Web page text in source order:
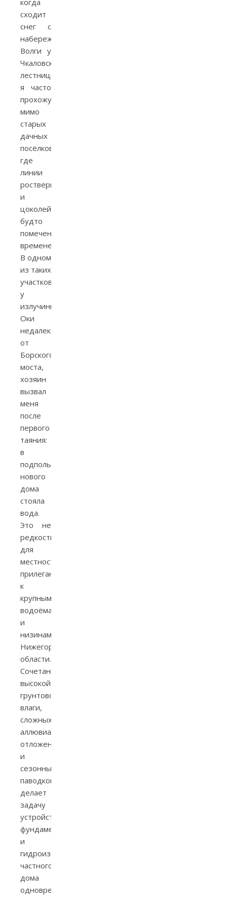
сходит
снег с
набережной
Волги у
Чкаловской
лестницы,
я часто
прохожу
мимо
старых
дачных
посёлков,
где
линии
ростверков
и
цоколей
будто
помечены
временем.
В одном
из таких
участков,
у
излучины
Оки
недалеко
от
Борского
моста,
хозяин
вызвал
меня
после
первого
таяния:
в
подполье
нового
дома
стояла
вода.
Это не
редкость
для
местностей,
прилегающих
к
крупным
водоёмам
и
низинам
Нижегородской
области.
Сочетание
высокой
грунтовой
влаги,
сложных
аллювиальных
отложений
и
сезонных
паводков
делает
задачу
устройства
фундамента
и
гидроизоляции
частного
дома
одновременно